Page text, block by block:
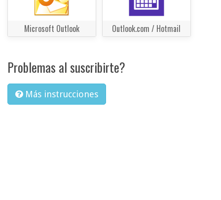
Microsoft Outlook Outlook.com / Hotmail
Problemas al suscribirte?
Más instrucciones